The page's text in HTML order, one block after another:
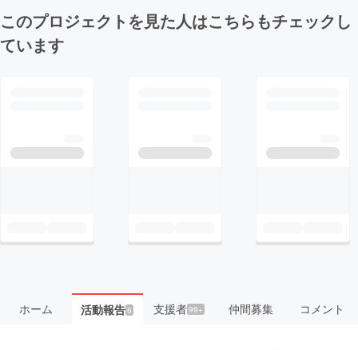
このプロジェクトを見た人はこちらもチェックし
ています
ホーム 活動報告6 支援者99+ 仲間募集 コメント